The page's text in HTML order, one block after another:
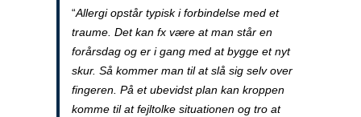
“Allergi opstår typisk i forbindelse med et
traume. Det kan fx være at man står en
forårsdag og er i gang med at bygge et nyt
skur. Så kommer man til at slå sig selv over
fingeren. På et ubevidst plan kan kroppen
komme til at fejltolke situationen og tro at